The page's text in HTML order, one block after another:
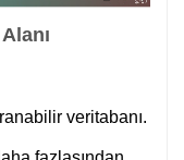
veritabanı.